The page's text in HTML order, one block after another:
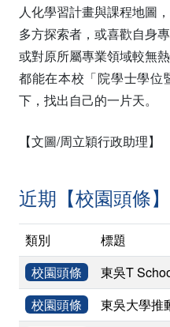
人化學習計畫與課程地圖
多方探索者，或喜歡自身
或對原所屬專業領域較無
都能在本校「院學士學位
下，找出自己的一片天。
【文圖/周立穎行政助理】
近期【校園頭條】
類別
標題
校園頭條
東吳T
校園頭條
東吳大學推